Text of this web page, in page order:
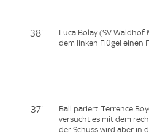
38'
Luca Bolay (SV
dem linken Flügel einen
37'
Ball pariert. Terrence
versucht es mit dem
der Schuss wird aber in